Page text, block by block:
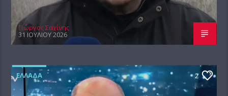
Γιώργος Σαχίνης
31 ΙΟΥΛΊΟΥ 2026
ΕΛΛΆΔΑ 2